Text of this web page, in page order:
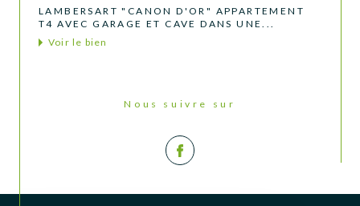
LAMBERSART "CANON D'OR" APPARTEMENT
T4 AVEC GARAGE ET CAVE DANS UNE...
Voir le bien
Nous suivre sur